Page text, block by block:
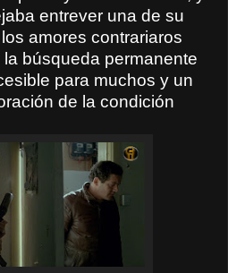
entrever una de su
amores contrariaros
búsqueda permanente
para muchos y un
de la condición